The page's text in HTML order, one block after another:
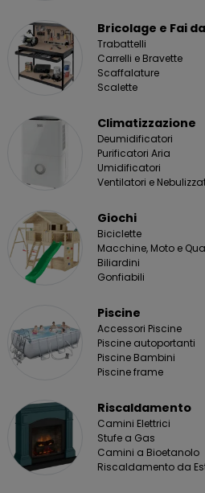
Bricolage e Fai
Trabattelli
Carrelli e Bravette
Scaffalature
Scalette
Climatizzazione
Deumidificatori
Purificatori Aria
Umidificatori
Ventilatori e
Giochi
Biciclette
Macchine, Moto e
Biliardini
Gonfiabili
Piscine
Accessori Piscine
Piscine autoportanti
Piscine Bambini
Piscine frame
Riscaldamento
Camini Elettrici
Stufe a Gas
Camini a Bioetanolo
Riscaldamento da